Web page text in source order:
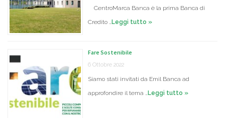
CentroMarca Banca è la prima Banca di
Credito …Leggi tutto »
Fare Sostenibile
6 Ottobre 2022
Siamo stati invitati da Emil Banca ad
approfondire il tema …Leggi tutto »